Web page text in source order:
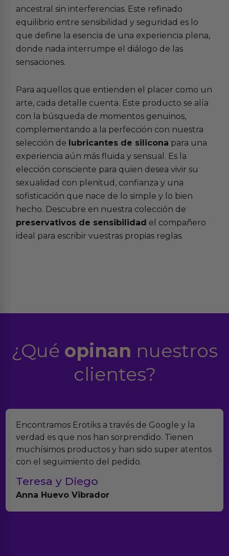
ancestral sin interferencias. Este refinado
equilibrio entre sensibilidad y seguridad es lo
que define la esencia de una experiencia plena,
donde nada interrumpe el diálogo de las
sensaciones.
Para aquellos que entienden el placer como un
arte, cada detalle cuenta. Este producto se alía
con la búsqueda de momentos genuinos,
complementando a la perfección con nuestra
selección de lubricantes de silicona para una
experiencia aún más fluida y sensual. Es la
elección consciente para quien desea vivir su
sexualidad con plenitud, confianza y una
sofisticación que nace de lo simple y lo bien
hecho. Descubre en nuestra colección de
preservativos de sensibilidad el compañero
ideal para escribir vuestras propias reglas.
¿Qué opinan nuestros
clientes?
Suelo comprar en tiendas eróticas online, y
Erotiks es una de las que más me gustan. No he
tenido nunca ningún problema con los
productos.
Paula A.
Brightpurple Vibrador y Rotador